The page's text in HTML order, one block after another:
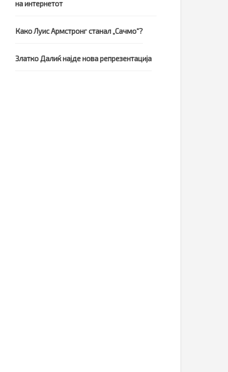
на интернетот
Како Луис Армстронг станал „Сачмо“?
Златко Далиќ најде нова репрезентација